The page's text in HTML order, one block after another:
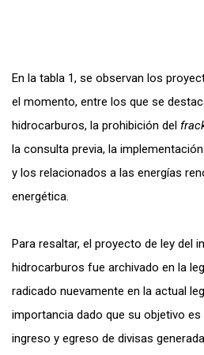
En la tabla 1, se observan los
el momento, entre los que se
hidrocarburos, la prohibición del
la consulta previa, la
y los relacionados a las energías
energética.
Para resaltar, el proyecto de ley del
hidrocarburos fue archivado en la
radicado nuevamente en la actual
importancia dado que su objetivo es
ingreso y egreso de divisas